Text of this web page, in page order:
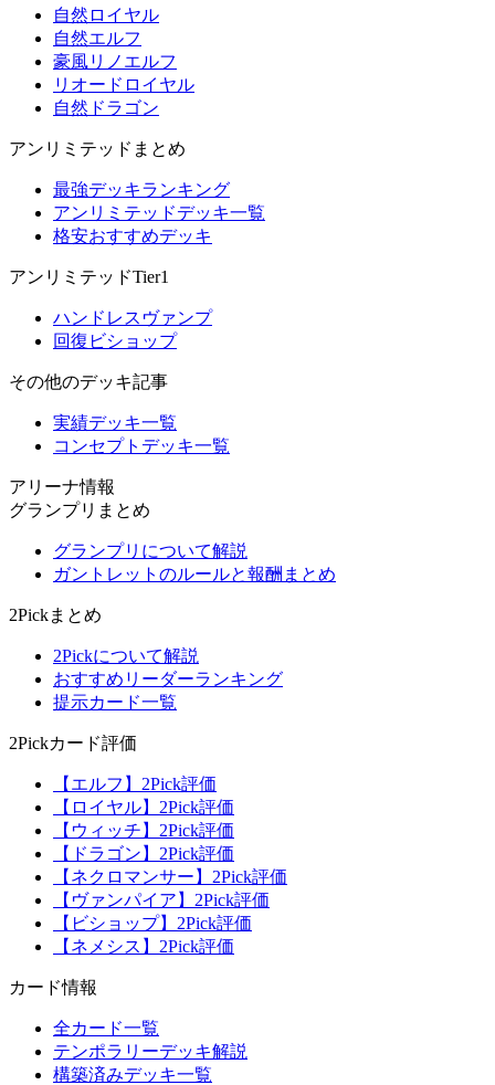
自然ロイヤル
自然エルフ
豪風リノエルフ
リオードロイヤル
自然ドラゴン
アンリミテッドまとめ
最強デッキランキング
アンリミテッドデッキ一覧
格安おすすめデッキ
アンリミテッドTier1
ハンドレスヴァンプ
回復ビショップ
その他のデッキ記事
実績デッキ一覧
コンセプトデッキ一覧
アリーナ情報
グランプリまとめ
グランプリについて解説
ガントレットのルールと報酬まとめ
2Pickまとめ
2Pickについて解説
おすすめリーダーランキング
提示カード一覧
2Pickカード評価
【エルフ】2Pick評価
【ロイヤル】2Pick評価
【ウィッチ】2Pick評価
【ドラゴン】2Pick評価
【ネクロマンサー】2Pick評価
【ヴァンパイア】2Pick評価
【ビショップ】2Pick評価
【ネメシス】2Pick評価
カード情報
全カード一覧
テンポラリーデッキ解説
構築済みデッキ一覧